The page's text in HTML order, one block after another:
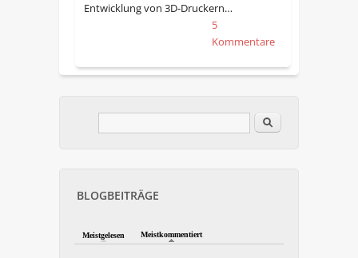
Entwicklung von 3D-Druckern…
5
Kommentare
Suchformular Im Blog suchen
BLOGBEITRÄGE
Meistgelesen Meistkommentiert